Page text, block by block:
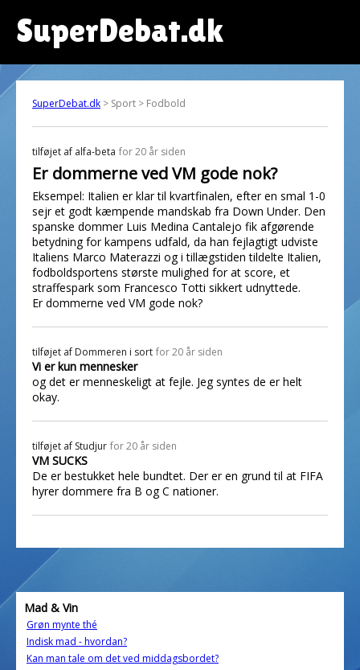
SuperDebat.dk
SuperDebat.dk > Sport > Fodbold
tilføjet af alfa-beta for 20 år siden
Er dommerne ved VM gode nok?
Eksempel: Italien er klar til kvartfinalen, efter en smal 1-0
sejr et godt kæmpende mandskab fra Down Under. Den
spanske dommer Luis Medina Cantalejo fik afgørende
betydning for kampens udfald, da han fejlagtigt udviste
Italiens Marco Materazzi og i tillægstiden tildelte Italien,
fodboldsportens største mulighed for at score, et
straffespark som Francesco Totti sikkert udnyttede.
Er dommerne ved VM gode nok?
tilføjet af Dommeren i sort for 20 år siden
Vi er kun mennesker
og det er menneskeligt at fejle. Jeg syntes de er helt
okay.
tilføjet af Studjur for 20 år siden
VM SUCKS
De er bestukket hele bundtet. Der er en grund til at FIFA
hyrer dommere fra B og C nationer.
Mad & Vin
Grøn mynte thé
Indisk mad - hvordan?
Kan man tale om det ved middagsbordet?